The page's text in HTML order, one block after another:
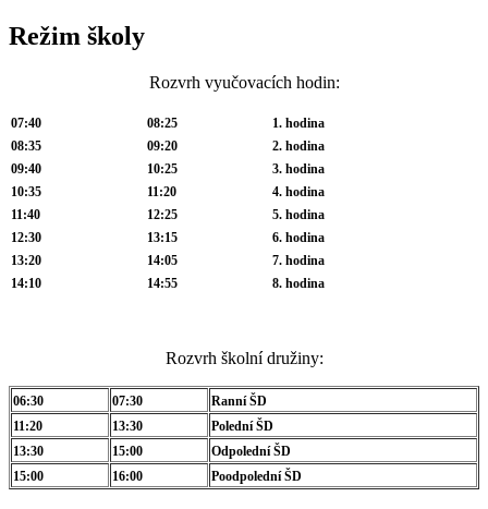
Režim školy
Rozvrh vyučovacích hodin:
07:40 08:25
1. hodina
08:35
09:20
2. hodina
09:40
10:25
3. hodina
10:35
11:20
4. hodina
11:40
12:25
5. hodina
12:30
13:15
6. hodina
13:20
14:05
7. hodina
14:10
14:55 8. hodina
Rozvrh školní družiny:
06:30 07:30
Ranní ŠD
11:20
13:30
Polední ŠD
13:30
15:00
Odpolední ŠD
15:00
16:00 Poodpolední ŠD